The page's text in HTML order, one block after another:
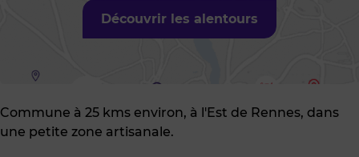
Découvrir les alentours
Commune à 25 kms environ, à l'Est de Rennes, dans
une petite zone artisanale.